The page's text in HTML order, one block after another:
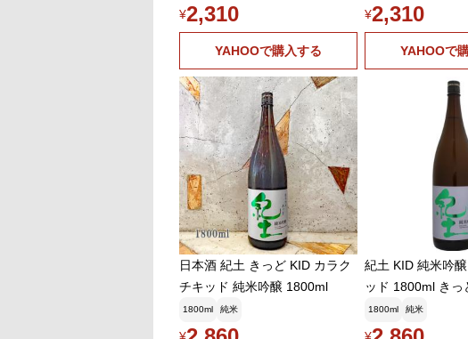
¥2,310
YAHOOで購入する
¥2,310
YAHOOで
日本酒 紀土 きっど KID カラク
チキッド 純米吟醸 1800ml
1800ml 純米
紀土 KID 純米吟
ッド 1800ml きっ
お中元ギフト
1800ml 純米